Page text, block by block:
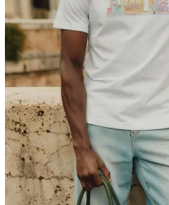
Najnowsze
The Spectator’s Lounge
The Paris Flagship
Współprace
Prince / Les Deux
KB: The Anniversary